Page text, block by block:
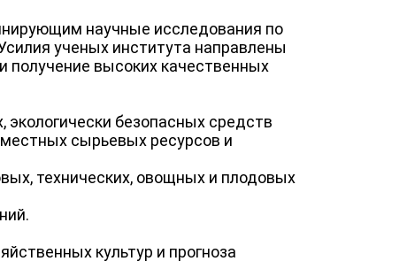
научные исследования по
ученых института направлены
получение высоких качественных
экологически безопасных средств
сырьевых ресурсов и
технических, овощных и плодовых
культур и прогноза